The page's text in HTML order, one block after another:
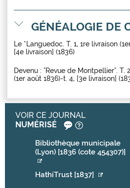
GÉNÉALOGIE DE
Le *Languedoc. T. 1, 1re livraison
[4e livraison] (1836)
Devenu : "Revue de Montpellier". T.
(1er août 1836)-t. 4, [3e livraison]
VOIR CE JOURNAL
NUMÉRISÉ
Bibliothèque municipale
(Lyon) [1836 (cote 454307)]
HathiTrust [1837]